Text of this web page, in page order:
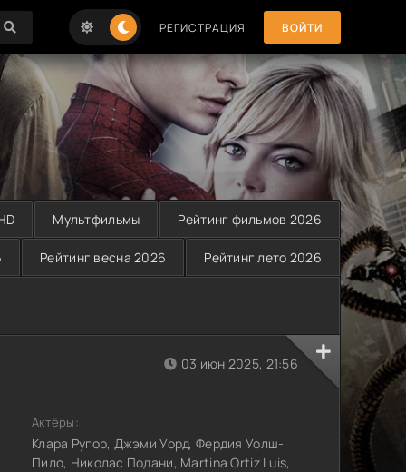
РЕГИСТРАЦИЯ ВОЙТИ
Мультфильмы Рейтинг фильмов 2026
Рейтинг весна 2026 Рейтинг лето 2026
03 июн 2025, 21:56
Актёры:
Клара Ругор, Джэми Уорд, Фердия Уолш-
Пило, Николас Подани, Martina Ortiz Luis,